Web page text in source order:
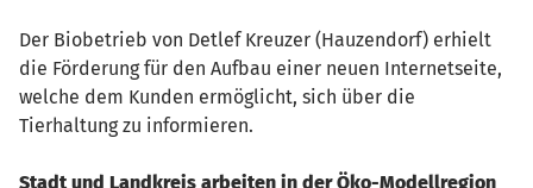
Der Biobetrieb von Detlef Kreuzer (Hauzendorf) erhielt
die Förderung für den Aufbau einer neuen Internetseite,
welche dem Kunden ermöglicht, sich über die
Tierhaltung zu informieren.
Stadt und Landkreis arbeiten in der Öko-Modellregion